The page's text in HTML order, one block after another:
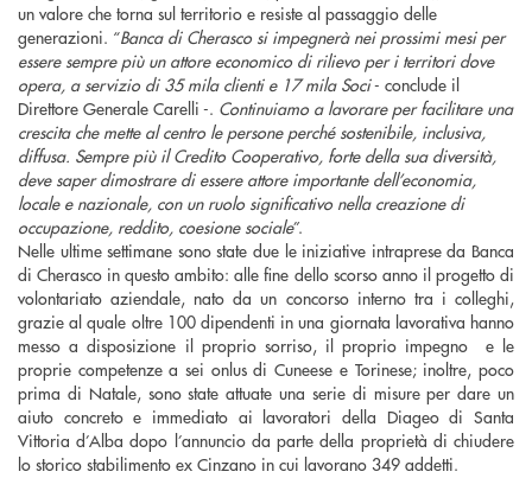
un valore che torna sul territorio e resiste al passaggio delle
generazioni. “Banca di Cherasco si impegnerà nei prossimi mesi per
essere sempre più un attore economico di rilievo per i territori dove
opera, a servizio di 35 mila clienti e 17 mila Soci- conclude il
Direttore Generale Carelli -. Continuiamo a lavorare per facilitare una
crescita che mette al centro le persone perché sostenibile, inclusiva,
diffusa. Sempre più il Credito Cooperativo, forte della sua diversità,
deve saper dimostrare di essere attore importante dell’economia,
locale e nazionale, con un ruolo significativo nella creazione di
occupazione, reddito, coesione sociale”.
Nelle ultime settimane sono state due le iniziative intraprese da Banca
di Cherasco in questo ambito: alle fine dello scorso anno il progetto di
volontariato aziendale, nato da un concorso interno tra i colleghi,
grazie al quale oltre 100 dipendenti in una giornata lavorativa hanno
messo a disposizione il proprio sorriso, il proprio impegno e le
proprie competenze a sei onlus di Cuneese e Torinese; inoltre, poco
prima di Natale, sono state attuate una serie di misure per dare un
aiuto concreto e immediato ai lavoratori della Diageo di Santa
Vittoria d’Alba dopo l’annuncio da parte della proprietà di chiudere
lo storico stabilimento ex Cinzano in cui lavorano 349 addetti.